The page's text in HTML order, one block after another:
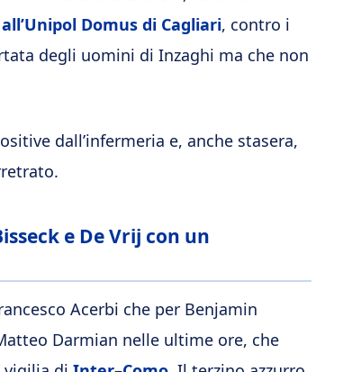
Domus di Cagliari, contro i
degli uomini di Inzaghi ma che non
dall’infermeria e, anche stasera,
e De Vrij con un
Acerbi che per Benjamin
Darmian nelle ultime ore, che